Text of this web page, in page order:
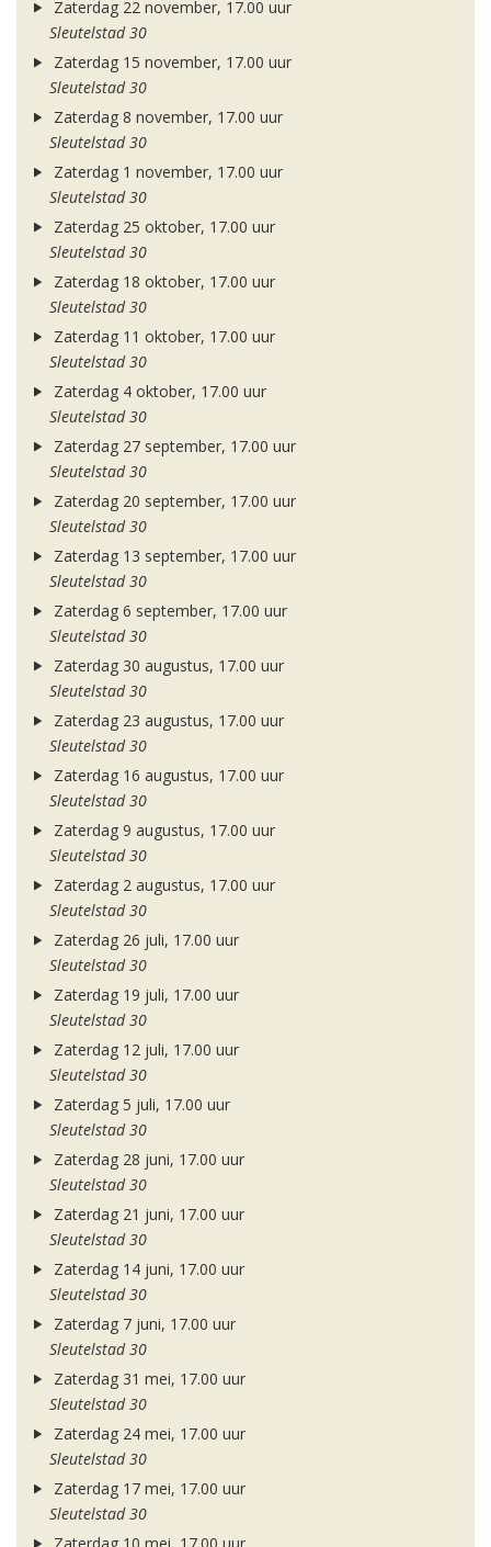
Zaterdag 22 november, 17.00 uur
Sleutelstad 30
Zaterdag 15 november, 17.00 uur
Sleutelstad 30
Zaterdag 8 november, 17.00 uur
Sleutelstad 30
Zaterdag 1 november, 17.00 uur
Sleutelstad 30
Zaterdag 25 oktober, 17.00 uur
Sleutelstad 30
Zaterdag 18 oktober, 17.00 uur
Sleutelstad 30
Zaterdag 11 oktober, 17.00 uur
Sleutelstad 30
Zaterdag 4 oktober, 17.00 uur
Sleutelstad 30
Zaterdag 27 september, 17.00 uur
Sleutelstad 30
Zaterdag 20 september, 17.00 uur
Sleutelstad 30
Zaterdag 13 september, 17.00 uur
Sleutelstad 30
Zaterdag 6 september, 17.00 uur
Sleutelstad 30
Zaterdag 30 augustus, 17.00 uur
Sleutelstad 30
Zaterdag 23 augustus, 17.00 uur
Sleutelstad 30
Zaterdag 16 augustus, 17.00 uur
Sleutelstad 30
Zaterdag 9 augustus, 17.00 uur
Sleutelstad 30
Zaterdag 2 augustus, 17.00 uur
Sleutelstad 30
Zaterdag 26 juli, 17.00 uur
Sleutelstad 30
Zaterdag 19 juli, 17.00 uur
Sleutelstad 30
Zaterdag 12 juli, 17.00 uur
Sleutelstad 30
Zaterdag 5 juli, 17.00 uur
Sleutelstad 30
Zaterdag 28 juni, 17.00 uur
Sleutelstad 30
Zaterdag 21 juni, 17.00 uur
Sleutelstad 30
Zaterdag 14 juni, 17.00 uur
Sleutelstad 30
Zaterdag 7 juni, 17.00 uur
Sleutelstad 30
Zaterdag 31 mei, 17.00 uur
Sleutelstad 30
Zaterdag 24 mei, 17.00 uur
Sleutelstad 30
Zaterdag 17 mei, 17.00 uur
Sleutelstad 30